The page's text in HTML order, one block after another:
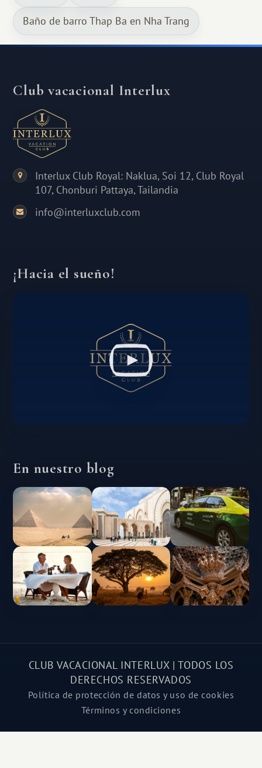
Baño de barro Thap Ba en Nha Trang
Club vacacional Interlux
Interlux Club Royal: Naklua, Soi 12, Club Royal
107, Chonburi Pattaya, Tailandia
info@interluxclub.com
¡Hacia el sueño!
En nuestro blog
CLUB VACACIONAL INTERLUX | TODOS LOS
DERECHOS RESERVADOS
Política de protección de datos y uso de cookies
Términos y condiciones